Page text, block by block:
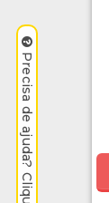
Precisa de ajuda? Clique aqui.